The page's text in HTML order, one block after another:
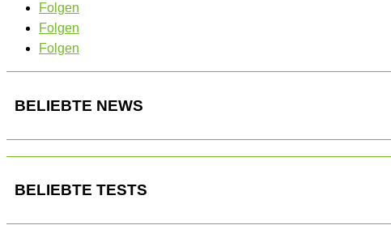
Folgen
Folgen
Folgen
BELIEBTE NEWS
BELIEBTE TESTS